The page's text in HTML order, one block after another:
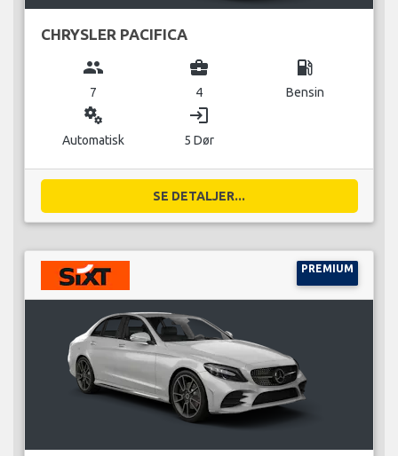
CHRYSLER PACIFICA
group
7
business_center
4
local_gas_station
Bensin
miscellaneous_services
Automatisk
login
5 Dør
SE DETALJER...
PREMIUM